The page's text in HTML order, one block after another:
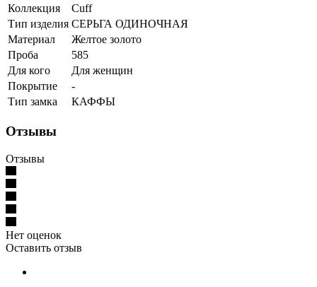
Коллекция
Cuff
Тип изделия СЕРЬГА ОДИНОЧНАЯ
Материал
Желтое золото
Проба
585
Для кого
Для женщин
Покрытие
-
Тип замка
КАФФЫ
Отзывы
Отзывы
Нет оценок
Оставить отзыв